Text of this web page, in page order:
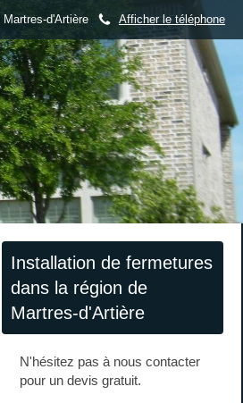
Afficher le téléphone
d'Artière
Installation de fermetures
dans la région de
Martres-d'Artière
N'hésitez pas à nous contacter
pour un devis gratuit.